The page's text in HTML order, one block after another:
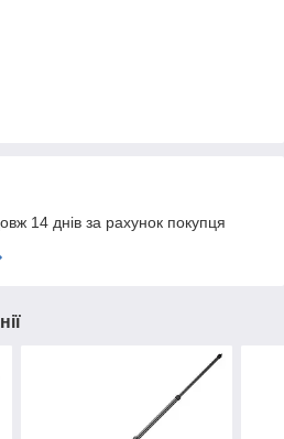
14 днів за рахунок покупця